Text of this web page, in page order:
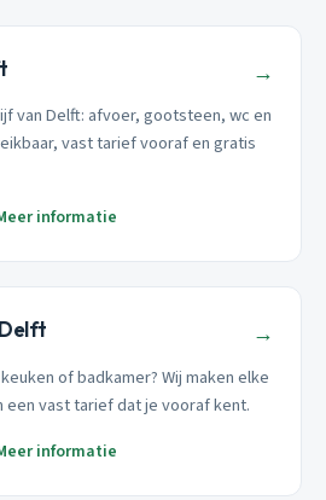
→
van Delft: afvoer, gootsteen, wc en
vast tarief vooraf en gratis
informatie
→
of badkamer? Wij maken elke
vast tarief dat je vooraf kent.
informatie